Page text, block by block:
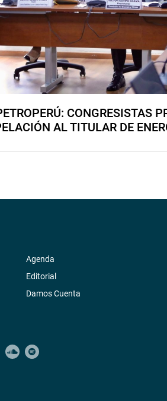
CONGRESISTAS
AL TITULAR DE
Agenda
Editorial
Damos Cuenta